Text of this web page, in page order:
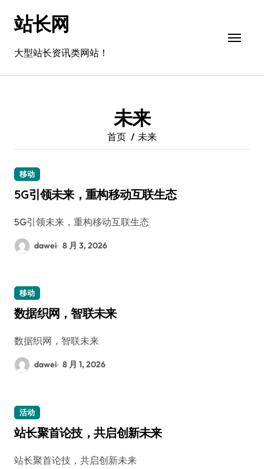
站长网
大型站长资讯类网站！
未来
首页 未来
移动
5G引领未来，重构移动互联生态
5G引领未来，重构移动互联生态
dawei 8 月 3, 2026
移动
数据织网，智联未来
数据织网，智联未来
dawei 8 月 1, 2026
活动
站长聚首论技，共启创新未来
站长聚首论技，共启创新未来